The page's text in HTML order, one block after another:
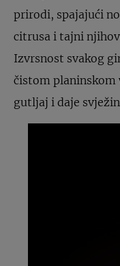
prirodi, spajajući
citrusa i tajni
Izvrsnost svakog
čistom planinskom
gutljaj i daje